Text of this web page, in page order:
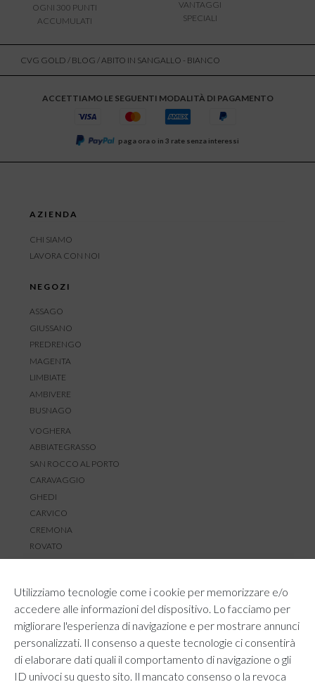
Utilizziamo tecnologie come i cookie per memorizzare e/o
accedere alle informazioni del dispositivo. Lo facciamo per
migliorare l'esperienza di navigazione e per mostrare annunci
personalizzati. Il consenso a queste tecnologie ci consentirà
di elaborare dati quali il comportamento di navigazione o gli
ID univoci su questo sito. Il mancato consenso o la revoca
OGNI 300 PUNTI
ACCUMULATI
VANTAGGI
SPECIALI
CVG GOLD / BLOG / ABITO IN SANGALLO - BIANCO
ACCETTIAMO LE SEGUENTI MODALITÀ DI PAGAMENTO
paga ora o in 3 rate senza interessi
AZIENDA
CHI SIAMO
LAVORA CON NOI
NEGOZI
ASSAGO
GIUSSANO
PREDRENGO
MAGENTA
LIMBIATE
AMBIVERE
BUSNAGO
VOGHERA
ABBIATEGRASSO
SAN ROCCO AL PORTO
CARAVAGGIO
GHEDI
CARVICO
CREMONA
ROVATO
TEMPI E COSTI DI SPEDIZIONE
RESI E RIMBORSI
REGOLAMENTO LOYALTY